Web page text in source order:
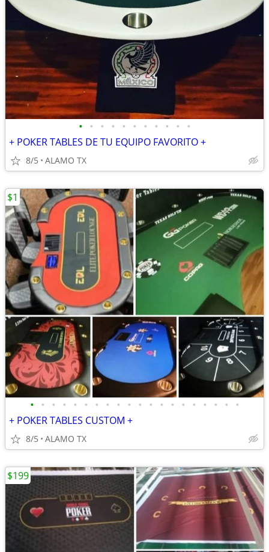
• • • • • • • • • • •
+ POKER TABLES DE TU EQUIPO FAVORITO +
8/5 ALAMO TX
• • • • • • • • • • • • • • • • • • • •
+ POKER TABLES CUSTOM +
8/5 ALAMO TX
$1
$199